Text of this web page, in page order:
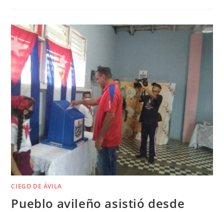
CIEGO DE ÁVILA
Pueblo avileño asistió desde